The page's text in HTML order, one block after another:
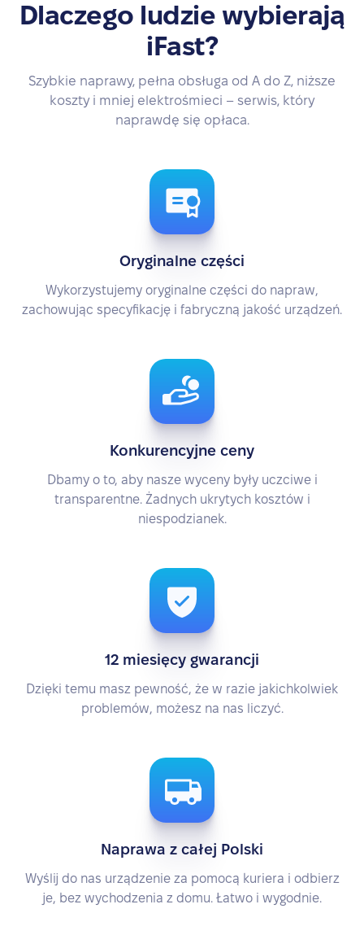
Dlaczego ludzie wybierają
iFast?
Szybkie naprawy, pełna obsługa od A do Z, niższe
koszty i mniej elektrośmieci – serwis, który
naprawdę się opłaca.
Oryginalne części
Wykorzystujemy oryginalne części do napraw,
zachowując specyfikację i fabryczną jakość urządzeń.
Konkurencyjne ceny
Dbamy o to, aby nasze wyceny były uczciwe i
transparentne. Żadnych ukrytych kosztów i
niespodzianek.
12 miesięcy gwarancji
Dzięki temu masz pewność, że w razie jakichkolwiek
problemów, możesz na nas liczyć.
Naprawa z całej Polski
Wyślij do nas urządzenie za pomocą kuriera i odbierz
je, bez wychodzenia z domu. Łatwo i wygodnie.